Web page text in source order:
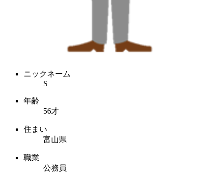
ニックネーム
S
年齢
56才
住まい
富山県
職業
公務員